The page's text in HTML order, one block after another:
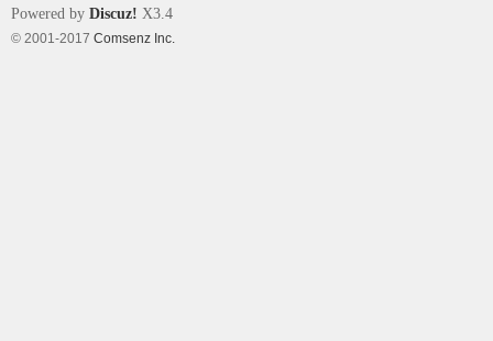
Powered by Discuz! X3.4
© 2001-2017 Comsenz Inc.